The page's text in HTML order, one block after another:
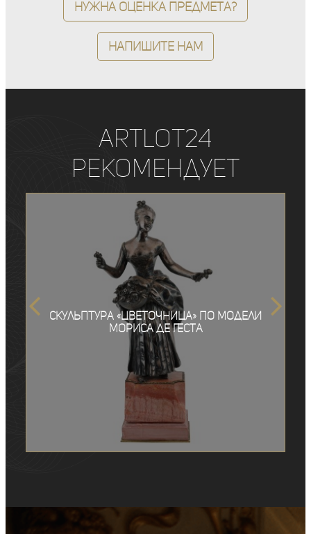
Нужна оценка предмета?
Напишите нам
ArtLot24
рекомендует
Скульптура «Цветочница» по модели
Мориса де Геста